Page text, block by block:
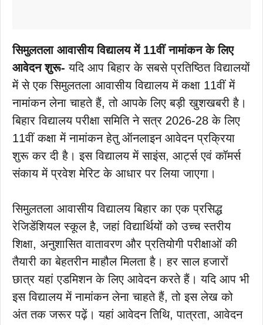
सिमुलतला आवासीय विद्यालय में 11वीं नामांकन के लिए
आवेदन शुरू- यदि आप बिहार के सबसे प्रतिष्ठित विद्यालयों
में से एक सिमुलतला आवासीय विद्यालय में कक्षा 11वीं में
नामांकन लेना चाहते हैं, तो आपके लिए बड़ी खुशखबरी है।
बिहार विद्यालय परीक्षा समिति ने सत्र 2026-28 के लिए
11वीं कक्षा में नामांकन हेतु ऑनलाइन आवेदन प्रक्रिया
शुरू कर दी है। इस विद्यालय में साइंस, आर्ट्स एवं कॉमर्स
संकाय में प्रवेश मेरिट के आधार पर लिया जाएगा।
सिमुलतला आवासीय विद्यालय बिहार का एक प्रसिद्ध
रेजिडेंशियल स्कूल है, जहां विद्यार्थियों को उच्च स्तरीय
शिक्षा, अनुशासित वातावरण और प्रतियोगी परीक्षाओं की
तैयारी का बेहतरीन माहौल मिलता है। हर साल हजारों
छात्र यहां एडमिशन के लिए आवेदन करते हैं। यदि आप भी
इस विद्यालय में नामांकन लेना चाहते हैं, तो इस लेख को
अंत तक जरूर पढ़ें। यहां आवेदन तिथि, पात्रता, आवेदन